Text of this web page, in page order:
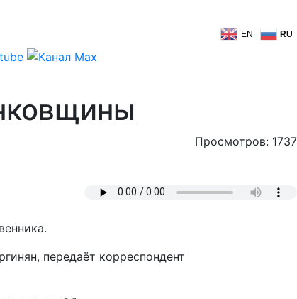
EN RU
Просмотров: 1737
передаёт корреспондент